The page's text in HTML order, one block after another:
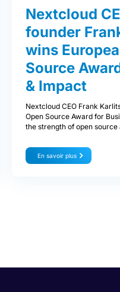
Nextcloud
founder
wins
Source
& Impact
Nextcloud CEO Frank
Open Source Award for
the strength of open
En savoir plus